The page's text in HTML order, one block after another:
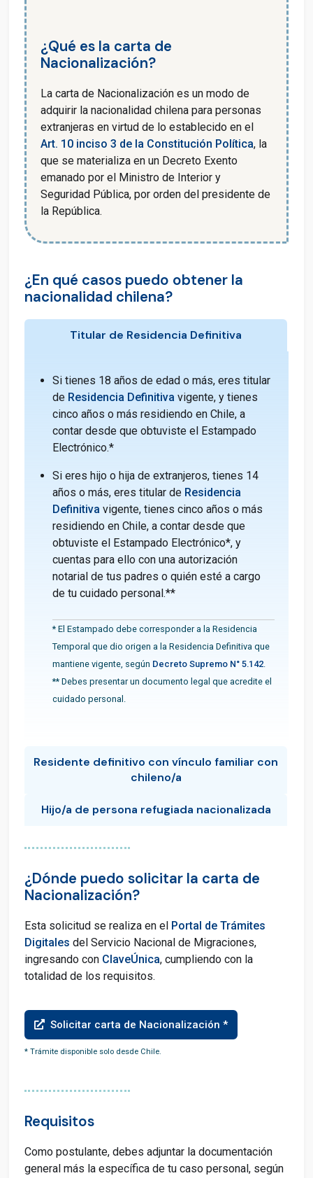
¿Qué es la carta de
Nacionalización?
La carta de Nacionalización es un modo de
adquirir la nacionalidad chilena para personas
extranjeras en virtud de lo establecido en el
Art. 10 inciso 3 de la Constitución Política, la
que se materializa en un Decreto Exento
emanado por el Ministro de Interior y
Seguridad Pública, por orden del presidente de
la República.
¿En qué casos puedo obtener la
nacionalidad chilena?
Titular de Residencia Definitiva
Si tienes 18 años de edad o más, eres titular
de Residencia Definitiva vigente, y tienes
cinco años o más residiendo en Chile, a
contar desde que obtuviste el Estampado
Electrónico.*
Si eres hijo o hija de extranjeros, tienes 14
años o más, eres titular de Residencia
Definitiva vigente, tienes cinco años o más
residiendo en Chile, a contar desde que
obtuviste el Estampado Electrónico*, y
cuentas para ello con una autorización
notarial de tus padres o quién esté a cargo
de tu cuidado personal.**
* El Estampado debe corresponder a la Residencia
Temporal que dio origen a la Residencia Definitiva que
mantiene vigente, según Decreto Supremo N° 5.142.
** Debes presentar un documento legal que acredite el
cuidado personal.
Residente definitivo con vínculo familiar con
chileno/a
Hijo/a de persona refugiada nacionalizada
¿Dónde puedo solicitar la carta de
Nacionalización?
Esta solicitud se realiza en el Portal de Trámites
Digitales del Servicio Nacional de Migraciones,
ingresando con ClaveÚnica, cumpliendo con la
totalidad de los requisitos.
Solicitar carta de Nacionalización *
* Trámite disponible solo desde Chile.
Requisitos
Como postulante, debes adjuntar la documentación
general más la específica de tu caso personal, según